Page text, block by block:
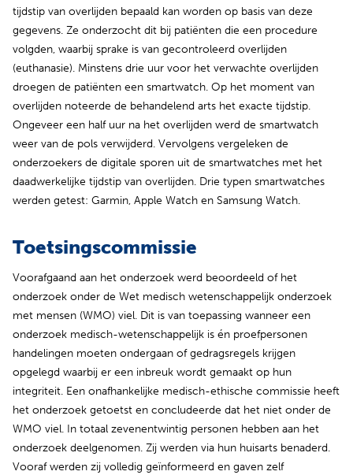
tijdstip van overlijden bepaald kan worden op basis van deze
gegevens. Ze onderzocht dit bij patiënten die een procedure
volgden, waarbij sprake is van gecontroleerd overlijden
(euthanasie). Minstens drie uur voor het verwachte overlijden
droegen de patiënten een smartwatch. Op het moment van
overlijden noteerde de behandelend arts het exacte tijdstip.
Ongeveer een half uur na het overlijden werd de smartwatch
weer van de pols verwijderd. Vervolgens vergeleken de
onderzoekers de digitale sporen uit de smartwatches met het
daadwerkelijke tijdstip van overlijden. Drie typen smartwatches
werden getest: Garmin, Apple Watch en Samsung Watch.
Toetsingscommissie
Voorafgaand aan het onderzoek werd beoordeeld of het
onderzoek onder de Wet medisch wetenschappelijk onderzoek
met mensen (WMO) viel. Dit is van toepassing wanneer een
onderzoek medisch-wetenschappelijk is én proefpersonen
handelingen moeten ondergaan of gedragsregels krijgen
opgelegd waarbij er een inbreuk wordt gemaakt op hun
integriteit. Een onafhankelijke medisch-ethische commissie heeft
het onderzoek getoetst en concludeerde dat het niet onder de
WMO viel. In totaal zevenentwintig personen hebben aan het
onderzoek deelgenomen. Zij werden via hun huisarts benaderd.
Vooraf werden zij volledig geïnformeerd en gaven zelf